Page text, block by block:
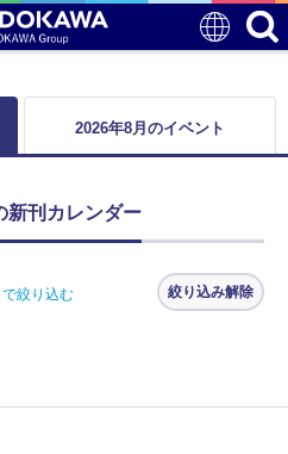
2026年8月のイベント
新刊カレンダー
絞り込む 絞り込み解除